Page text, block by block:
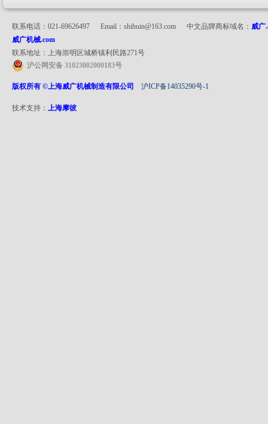
联系电话：021-69626497 Email：shihuin@163.com 中文品牌商标域名： 威广
威广机械.com
联系地址：上海崇明区城桥镇利民路271号
沪公网安备 31023002000183号
版权所有 ©上海威广机械制造有限公司 沪ICP备14035290号-1
技术支持： 上海摩彼